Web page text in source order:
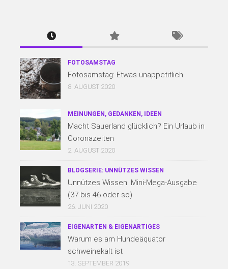
FOTOSAMSTAG
Fotosamstag: Etwas unappetitlich
8. AUGUST 2020
MEINUNGEN, GEDANKEN, IDEEN
Macht Sauerland glücklich? Ein Urlaub in
Coronazeiten
2. AUGUST 2020
BLOGSERIE: UNNÜTZES WISSEN
Unnützes Wissen: Mini-Mega-Ausgabe
(37 bis 46 oder so)
26. JUNI 2020
EIGENARTEN & EIGENARTIGES
Warum es am Hundeäquator
schweinekalt ist
13. SEPTEMBER 2019